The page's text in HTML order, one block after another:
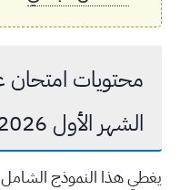
محتويات امتحان
الشهر الأول 2026:
يغطي هذا النموذج الشامل